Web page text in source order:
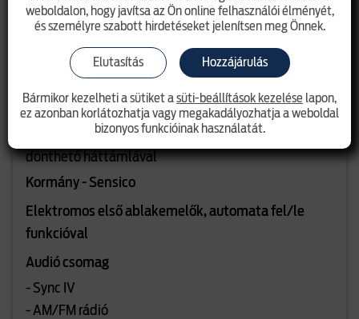
- Oldallégzsákok
- Sínben mozgatható ülések
- 3 szimpla ülés a második sorban, 4 irányban
állítható, tárolóval a középső ülés alatt
- 1 szimpla és 1 dupla ülés a harmadik sorban,
dönthető háttámlával
Kormány - Sensico
Elektromos első ablakemelők, automata fel/le
funkcióval
Audió csomag
- Sync IV
- AM/FM rádió
weboldalon, hogy javítsa az Ön online felhasználói élményét,
és személyre szabott hirdetéseket jelenítsen meg Önnek.
Elutasítás Hozzájárulás
Bármikor kezelheti a sütiket asüti-beállítások kezelése lapon,
ez azonban korlátozhatja vagy megakadályozhatja a weboldal
bizonyos funkcióinak használatát.